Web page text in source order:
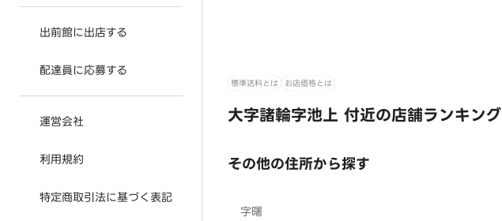
出前館に出店する
配達員に応募する
運営会社
利用規約
特定商取引法に基づく表記
標準送料とは お店価格とは
大字諸輪字池上 付近の店舗ランキング
その他の住所から探す
字曙